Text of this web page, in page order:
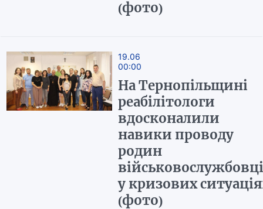
(фото)
19.06
00:00
На Тернопільщині
реабілітологи
вдосконалили
навики проводу
родин
у кризових
(фото)